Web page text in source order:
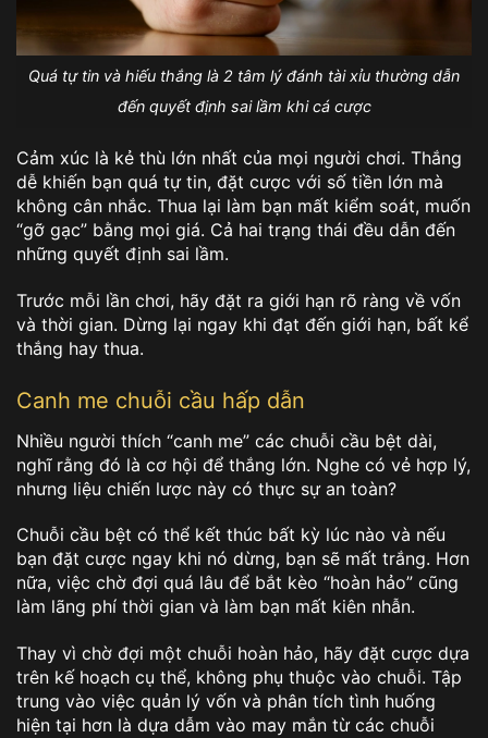
Quá tự tin và hiếu thắng là 2 tâm lý đánh tài xỉu thường dẫn
đến quyết định sai lầm khi cá cược
Cảm xúc là kẻ thù lớn nhất của mọi người chơi. Thắng
dễ khiến bạn quá tự tin, đặt cược với số tiền lớn mà
không cân nhắc. Thua lại làm bạn mất kiểm soát, muốn
“gỡ gạc” bằng mọi giá. Cả hai trạng thái đều dẫn đến
những quyết định sai lầm.
Trước mỗi lần chơi, hãy đặt ra giới hạn rõ ràng về vốn
và thời gian. Dừng lại ngay khi đạt đến giới hạn, bất kể
thắng hay thua.
Canh me chuỗi cầu hấp dẫn
Nhiều người thích “canh me” các chuỗi cầu bệt dài,
nghĩ rằng đó là cơ hội để thắng lớn. Nghe có vẻ hợp lý,
nhưng liệu chiến lược này có thực sự an toàn?
Chuỗi cầu bệt có thể kết thúc bất kỳ lúc nào và nếu
bạn đặt cược ngay khi nó dừng, bạn sẽ mất trắng. Hơn
nữa, việc chờ đợi quá lâu để bắt kèo “hoàn hảo” cũng
làm lãng phí thời gian và làm bạn mất kiên nhẫn.
Thay vì chờ đợi một chuỗi hoàn hảo, hãy đặt cược dựa
trên kế hoạch cụ thể, không phụ thuộc vào chuỗi. Tập
trung vào việc quản lý vốn và phân tích tình huống
hiện tại hơn là dựa dẫm vào may mắn từ các chuỗi